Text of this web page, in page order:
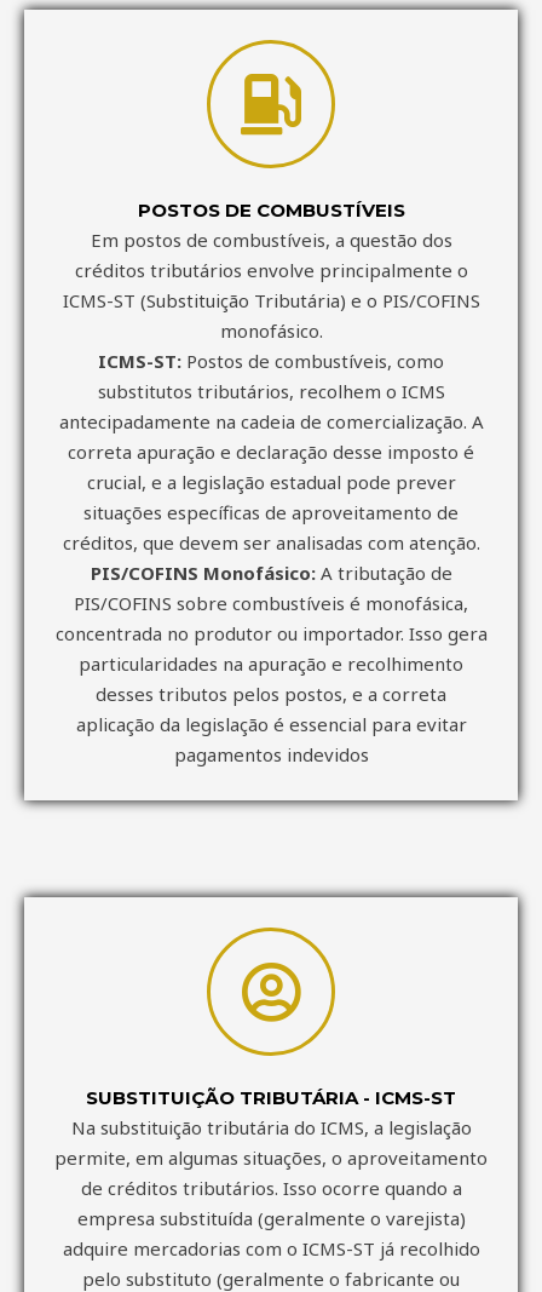
POSTOS DE COMBUSTÍVEIS
Em postos de combustíveis, a questão dos
créditos tributários envolve principalmente o
ICMS-ST (Substituição Tributária) e o PIS/COFINS
monofásico.
ICMS-ST: Postos de combustíveis, como
substitutos tributários, recolhem o ICMS
antecipadamente na cadeia de comercialização. A
correta apuração e declaração desse imposto é
crucial, e a legislação estadual pode prever
situações específicas de aproveitamento de
créditos, que devem ser analisadas com atenção.
PIS/COFINS Monofásico:A tributação de
PIS/COFINS sobre combustíveis é monofásica,
concentrada no produtor ou importador. Isso gera
particularidades na apuração e recolhimento
desses tributos pelos postos, e a correta
aplicação da legislação é essencial para evitar
pagamentos indevidos
SUBSTITUIÇÃO TRIBUTÁRIA - ICMS-ST
Na substituição tributária do ICMS, a legislação
permite, em algumas situações, o aproveitamento
de créditos tributários. Isso ocorre quando a
empresa substituída (geralmente o varejista)
adquire mercadorias com o ICMS-ST já recolhido
pelo substituto (geralmente o fabricante ou